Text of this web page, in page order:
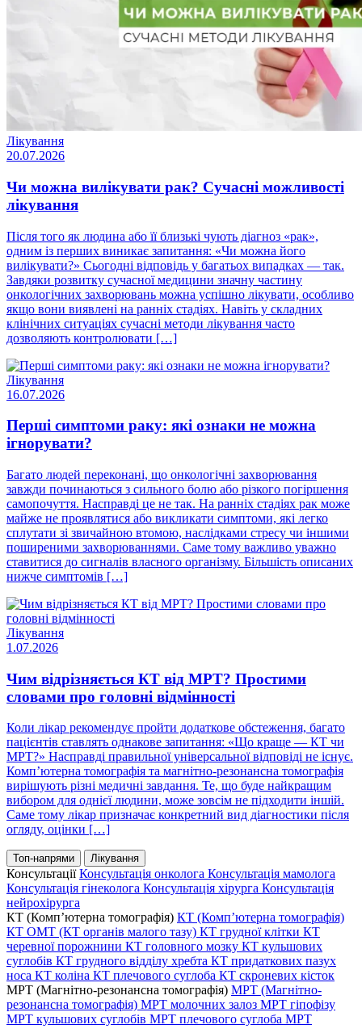
Лікування
20.07.2026
Чи можна вилікувати рак? Сучасні можливості
лікування
Після того як людина або її близькі чують діагноз «рак»,
одним із перших виникає запитання: «Чи можна його
вилікувати?» Сьогодні відповідь у багатьох випадках — так.
Завдяки розвитку сучасної медицини значну частину
онкологічних захворювань можна успішно лікувати, особливо
якщо вони виявлені на ранніх стадіях. Навіть у складних
клінічних ситуаціях сучасні методи лікування часто
дозволяють контролювати […]
Лікування
16.07.2026
Перші симптоми раку: які ознаки не можна
ігнорувати?
Багато людей переконані, що онкологічні захворювання
завжди починаються з сильного болю або різкого погіршення
самопочуття. Насправді це не так. На ранніх стадіях рак може
майже не проявлятися або викликати симптоми, які легко
сплутати зі звичайною втомою, наслідками стресу чи іншими
поширеними захворюваннями. Саме тому важливо уважно
ставитися до сигналів власного організму. Більшість описаних
нижче симптомів […]
Лікування
1.07.2026
Чим відрізняється КТ від МРТ? Простими
словами про головні відмінності
Коли лікар рекомендує пройти додаткове обстеження, багато
пацієнтів ставлять однакове запитання: «Що краще — КТ чи
МРТ?» Насправді правильної універсальної відповіді не існує.
Комп’ютерна томографія та магнітно-резонансна томографія
вирішують різні медичні завдання. Те, що буде найкращим
вибором для однієї людини, може зовсім не підходити іншій.
Саме тому лікар призначає конкретний вид діагностики після
огляду, оцінки […]
Топ-напрями Лікування
КонсультаціїКонсультація онколога Консультація мамолога
Консультація гінеколога Консультація хірурга Консультація
нейрохірурга
КТ (Комп’ютерна томографія) КТ (Комп’ютерна томографія)
КТ ОМТ (КТ органів малого тазу) КТ грудної клітки КТ
черевної порожнини КТ головного мозку КТ кульшових
суглобів КТ грудного відділу хребта КТ придаткових пазух
носа КТ коліна КТ плечового суглоба КТ скроневих кісток
МРТ (Магнітно-резонансна томографія) МРТ (Магнітно-
резонансна томографія) МРТ молочних залоз МРТ гіпофізу
МРТ кульшових суглобів МРТ плечового суглоба МРТ